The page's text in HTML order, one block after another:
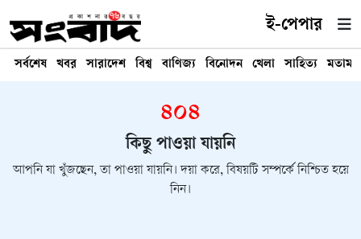
ই-পেপার
সর্বশেষ খবর সারাদেশ বিশ্ব বাণিজ্য বিনোদন খেলা সাহিত্য মতামত
৪০৪
কিছু পাওয়া যায়নি
আপনি যা খুঁজছেন, তা পাওয়া যায়নি। দয়া করে, বিষয়টি সম্পর্কে নিশ্চিত হয়ে
নিন।